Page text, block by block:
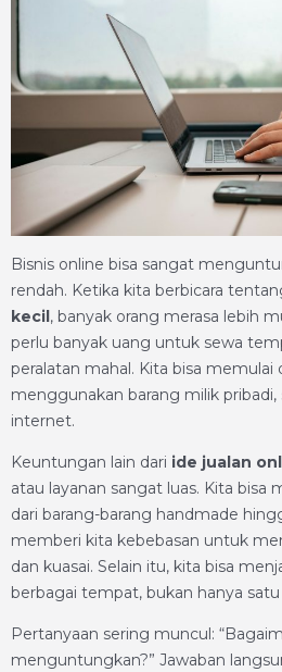
Bisnis online bisa sangat
rendah. Ketika kita berbicara
kecil, banyak orang merasa lebih
perlu banyak uang untuk sewa
peralatan mahal. Kita bisa memulai
menggunakan barang milik
internet.
Keuntungan lain dari ide jualan
atau layanan sangat luas. Kita bisa
dari barang-barang handmade
memberi kita kebebasan untuk
dan kuasai. Selain itu, kita bisa
berbagai tempat, bukan hanya satu
Pertanyaan sering muncul:
menguntungkan?” Jawaban